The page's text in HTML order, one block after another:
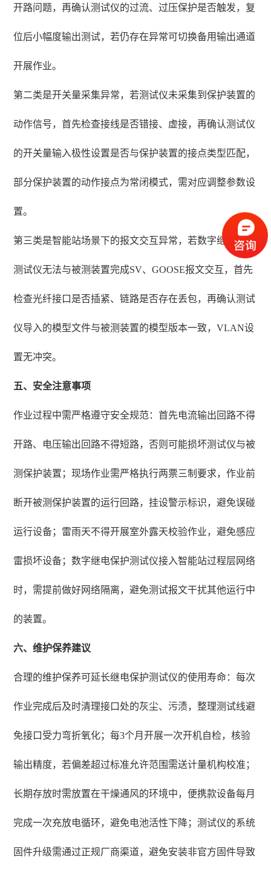
开路问题，再确认测试仪的过流、过压保护是否触发，复
位后小幅度输出测试，若仍存在异常可切换备用输出通道
开展作业。
第二类是开关量采集异常，若测试仪未采集到保护装置的
动作信号，首先检查接线是否错接、虚接，再确认测试仪
的开关量输入极性设置是否与保护装置的接点类型匹配，
部分保护装置的动作接点为常闭模式，需对应调整参数设
置。
第三类是智能站场景下的报文交互异常，若数字继电保护
测试仪无法与被测装置完成SV、GOOSE报文交互，首先
检查光纤接口是否插紧、链路是否存在丢包，再确认测试
仪导入的模型文件与被测装置的模型版本一致，VLAN设
置无冲突。
五、安全注意事项
作业过程中需严格遵守安全规范：首先电流输出回路不得
开路、电压输出回路不得短路，否则可能损坏测试仪与被
测保护装置；现场作业需严格执行两票三制要求，作业前
断开被测保护装置的运行回路，挂设警示标识，避免误碰
运行设备；雷雨天不得开展室外露天校验作业，避免感应
雷损坏设备；数字继电保护测试仪接入智能站过程层网络
时，需提前做好网络隔离，避免测试报文干扰其他运行中
的装置。
六、维护保养建议
合理的维护保养可延长继电保护测试仪的使用寿命：每次
作业完成后及时清理接口处的灰尘、污渍，整理测试线避
免接口受力弯折氧化；每3个月开展一次开机自检，核验
输出精度，若偏差超过标准允许范围需送计量机构校准；
长期存放时需放置在干燥通风的环境中，便携款设备每月
完成一次充放电循环，避免电池活性下降；测试仪的系统
固件升级需通过正规厂商渠道，避免安装非官方固件导致